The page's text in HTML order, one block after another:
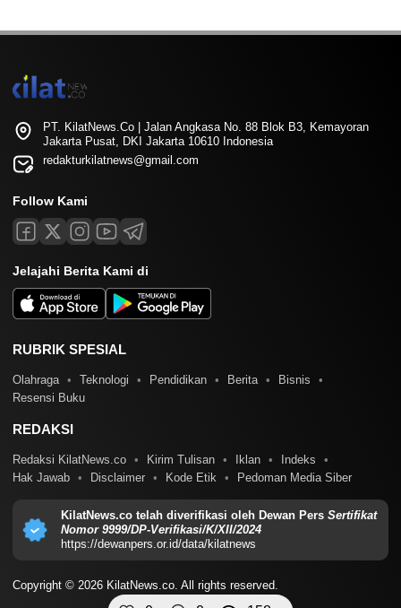
PT. KilatNews.Co | Jalan Angkasa No. 88 Blok B3, Kemayoran
Jakarta Pusat, DKI Jakarta 10610 Indonesia
redakturkilatnews@gmail.com
Follow Kami
Jelajahi Berita Kami di
RUBRIK SPESIAL
Olahraga Teknologi Pendidikan Berita
Bisnis
Resensi Buku
REDAKSI
Redaksi KilatNews.co Kirim Tulisan Iklan
Indeks
Hak Jawab
Disclaimer Kode Etik Pedoman Media Siber
KilatNews.co telah diverifikasi oleh Dewan Pers Sertifikat
Nomor 9999/DP-Verifikasi/K/XII/2024
https://dewanpers.or.id/data/kilatnews
Copyright © 2026 KilatNews.co. All rights reserved.